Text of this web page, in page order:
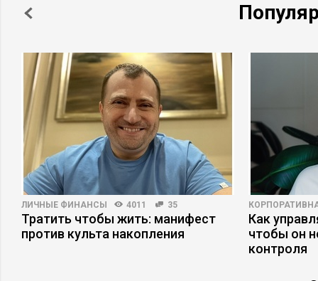
ЛИЧНЫЕ ФИНАНСЫ 4011 35
Тратить чтобы жить: манифест
против культа накопления
Как
чтобы он
контроля